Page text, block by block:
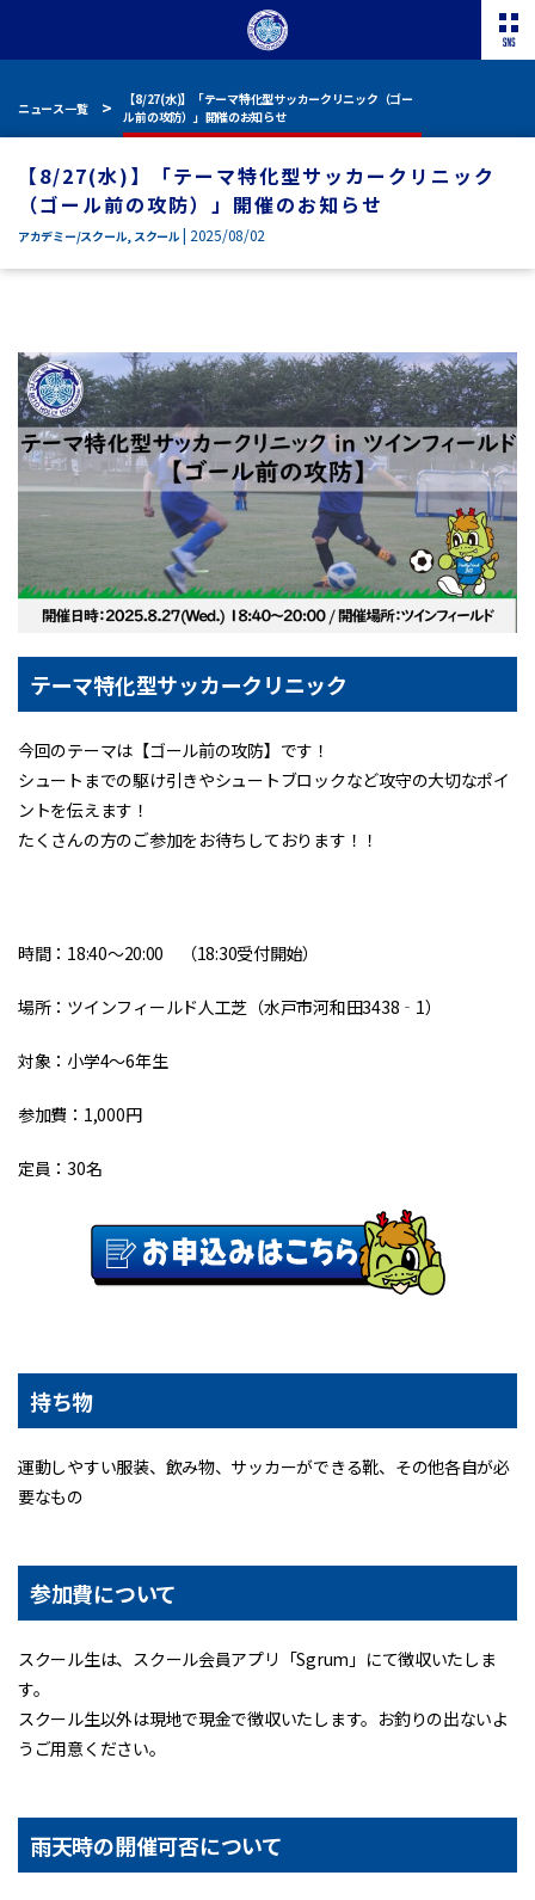
ニュース一覧
【8/27(水)】「テーマ特化型サッカークリニック（ゴー
ル前の攻防）」開催のお知らせ
【8/27(水)】「テーマ特化型サッカークリニック
（ゴール前の攻防）」開催のお知らせ
アカデミー/スクール, スクール | 2025/08/02
テーマ特化型サッカークリニック
今回のテーマは【ゴール前の攻防】です！
シュートまでの駆け引きやシュートブロックなど攻守の大切なポイ
ントを伝えます！
たくさんの方のご参加をお待ちしております！！
時間：18:40～20:00 （18:30受付開始）
場所：ツインフィールド人工芝（水戸市河和田3438‐1）
対象：小学4～6年生
参加費：1,000円
定員：30名
持ち物
運動しやすい服装、飲み物、サッカーができる靴、その他各自が必
要なもの
参加費について
スクール生は、スクール会員アプリ「Sgrum」にて徴収いたしま
す。
スクール生以外は現地で現金で徴収いたします。お釣りの出ないよ
うご用意ください。
雨天時の開催可否について